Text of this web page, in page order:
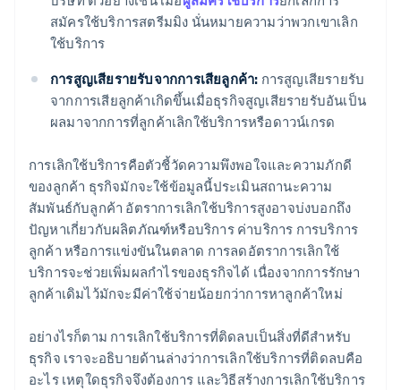
สมัครใช้บริการสตรีมมิง นั่นหมายความว่าพวกเขาเลิก
ใช้บริการ
การสูญเสียรายรับจากการเสียลูกค้า: การสูญเสียรายรับ
จากการเสียลูกค้าเกิดขึ้นเมื่อธุรกิจสูญเสียรายรับอันเป็น
ผลมาจากการที่ลูกค้าเลิกใช้บริการหรือดาวน์เกรด
การเลิกใช้บริการคือตัวชี้วัดความพึงพอใจและความภักดี
ของลูกค้า ธุรกิจมักจะใช้ข้อมูลนี้ประเมินสถานะความ
สัมพันธ์กับลูกค้า อัตราการเลิกใช้บริการสูงอาจบ่งบอกถึง
ปัญหาเกี่ยวกับผลิตภัณฑ์หรือบริการ ค่าบริการ การบริการ
ลูกค้า หรือการแข่งขันในตลาด การลดอัตราการเลิกใช้
บริการจะช่วยเพิ่มผลกําไรของธุรกิจได้ เนื่องจากการรักษา
ลูกค้าเดิมไว้มักจะมีค่าใช้จ่ายน้อยกว่าการหาลูกค้าใหม่
อย่างไรก็ตาม การเลิกใช้บริการที่ติดลบเป็นสิ่งที่ดีสําหรับ
ธุรกิจ เราจะอธิบายด้านล่างว่าการเลิกใช้บริการที่ติดลบคือ
อะไร เหตุใดธุรกิจจึงต้องการ และวิธีสร้างการเลิกใช้บริการ